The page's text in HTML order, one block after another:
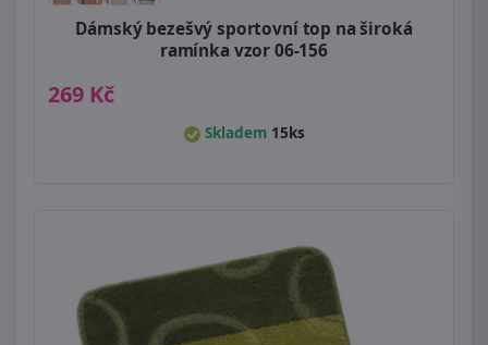
Dámský bezešvý sportovní top na široká
ramínka vzor 06-156
269 Kč
Skladem 15ks